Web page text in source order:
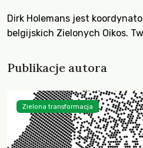
Dirk Holemans jest
belgijskich Zielonych Oikos.
Publikacje autora
Zielona transformacja